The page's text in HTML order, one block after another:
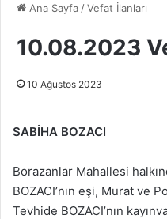
Ana Sayfa /Vefat İlanları
10.08.2023
10 Ağustos 2023
SABİHA BOZACI
Borazanlar Mahallesi
BOZACI’nın eşi, Murat ve
Tevhide BOZACI’nın